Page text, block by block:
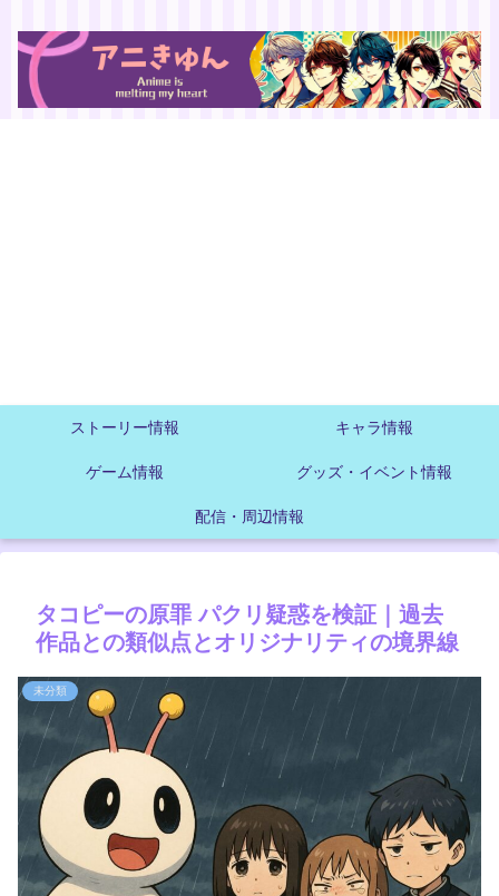
ストーリー情報 キャラ情報
ゲーム情報 グッズ・イベント情報
配信・周辺情報
タコピーの原罪 パクリ疑惑を検証｜過去
作品との類似点とオリジナリティの境界線
未分類